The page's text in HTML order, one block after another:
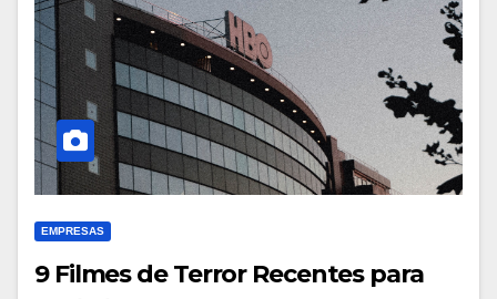
EMPRESAS
9 Filmes de Terror Recentes para